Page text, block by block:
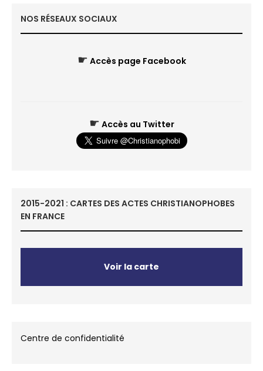
NOS RÉSEAUX SOCIAUX
☛ Accès page Facebook
☛ Accès au Twitter
2015-2021 : CARTES DES ACTES CHRISTIANOPHOBES
EN FRANCE
Voir la carte
Centre de confidentialité